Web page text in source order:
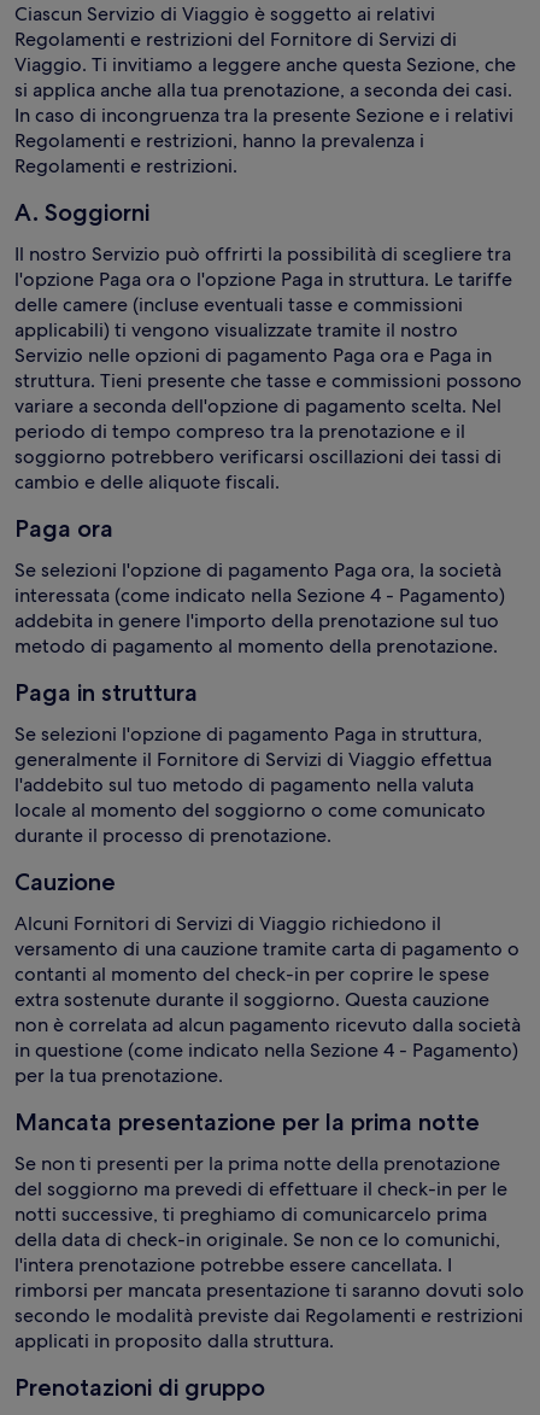
Ciascun Servizio di Viaggio è soggetto ai relativi
Regolamenti e restrizioni del Fornitore di Servizi di
Viaggio. Ti invitiamo a leggere anche questa Sezione, che
si applica anche alla tua prenotazione, a seconda dei casi.
In caso di incongruenza tra la presente Sezione e i relativi
Regolamenti e restrizioni, hanno la prevalenza i
Regolamenti e restrizioni.
A. Soggiorni
Il nostro Servizio può offrirti la possibilità di scegliere tra
l'opzione Paga ora o l'opzione Paga in struttura. Le tariffe
delle camere (incluse eventuali tasse e commissioni
applicabili) ti vengono visualizzate tramite il nostro
Servizio nelle opzioni di pagamento Paga ora e Paga in
struttura. Tieni presente che tasse e commissioni possono
variare a seconda dell'opzione di pagamento scelta. Nel
periodo di tempo compreso tra la prenotazione e il
soggiorno potrebbero verificarsi oscillazioni dei tassi di
cambio e delle aliquote fiscali.
Paga ora
Se selezioni l'opzione di pagamento Paga ora, la società
interessata (come indicato nella Sezione 4 - Pagamento)
addebita in genere l'importo della prenotazione sul tuo
metodo di pagamento al momento della prenotazione.
Paga in struttura
Se selezioni l'opzione di pagamento Paga in struttura,
generalmente il Fornitore di Servizi di Viaggio effettua
l'addebito sul tuo metodo di pagamento nella valuta
locale al momento del soggiorno o come comunicato
durante il processo di prenotazione.
Cauzione
Alcuni Fornitori di Servizi di Viaggio richiedono il
versamento di una cauzione tramite carta di pagamento o
contanti al momento del check-in per coprire le spese
extra sostenute durante il soggiorno. Questa cauzione
non è correlata ad alcun pagamento ricevuto dalla società
in questione (come indicato nella Sezione 4 - Pagamento)
per la tua prenotazione.
Mancata presentazione per la prima notte
Se non ti presenti per la prima notte della prenotazione
del soggiorno ma prevedi di effettuare il check-in per le
notti successive, ti preghiamo di comunicarcelo prima
della data di check-in originale. Se non ce lo comunichi,
l'intera prenotazione potrebbe essere cancellata. I
rimborsi per mancata presentazione ti saranno dovuti solo
secondo le modalità previste dai Regolamenti e restrizioni
applicati in proposito dalla struttura.
Prenotazioni di gruppo